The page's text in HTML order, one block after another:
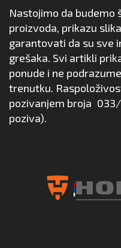
Nastojimo da budemo
proizvoda, prikazu
garantovati da su sve
grešaka. Svi artikli
ponude i ne
trenutku.
pozivanjem broja 033/
poziva).